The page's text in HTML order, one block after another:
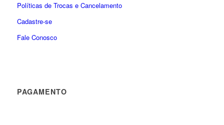
Políticas de Trocas e Cancelamento
Cadastre-se
Fale Conosco
PAGAMENTO